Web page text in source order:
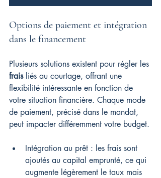
Options de paiement et intégration
dans le financement
Plusieurs solutions existent pour régler les
frais liés au courtage, offrant une
flexibilité intéressante en fonction de
votre situation financière. Chaque mode
de paiement, précisé dans le mandat,
peut impacter différemment votre budget.
Intégration au prêt : les frais sont
ajoutés au capital emprunté, ce qui
augmente légèrement le taux mais